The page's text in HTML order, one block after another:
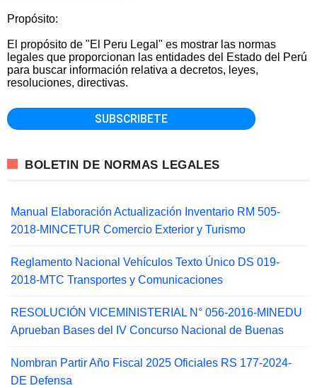
Propósito:
El propósito de "El Peru Legal" es mostrar las normas
legales que proporcionan las entidades del Estado del Perú
para buscar información relativa a decretos, leyes,
resoluciones, directivas.
BOLETIN DE NORMAS LEGALES
Manual Elaboración Actualización Inventario RM 505-
2018-MINCETUR Comercio Exterior y Turismo
Reglamento Nacional Vehículos Texto Único DS 019-
2018-MTC Transportes y Comunicaciones
RESOLUCIÓN VICEMINISTERIAL N° 056-2016-MINEDU
Aprueban Bases del IV Concurso Nacional de Buenas
Nombran Partir Año Fiscal 2025 Oficiales RS 177-2024-
DE Defensa